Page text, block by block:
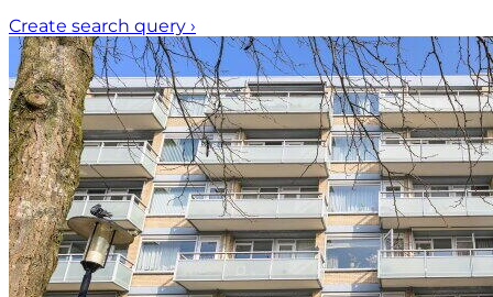
Create search query ›